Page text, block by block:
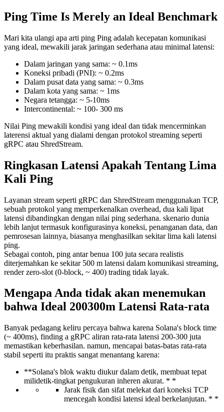
Ping Time Is Merely an Ideal Benchmark
Mari kita ulangi apa arti ping Ping adalah kecepatan komunikasi
yang ideal, mewakili jarak jaringan sederhana atau minimal latensi:
Dalam jaringan yang sama: ~ 0.1ms
Koneksi pribadi (PNI): ~ 0.2ms
Dalam pusat data yang sama: ~ 0.3ms
Dalam kota yang sama: ~ 1ms
Negara tetangga: ~ 5-10ms
Intercontinental: ~ 100- 300 ms
Nilai Ping mewakili kondisi yang ideal dan tidak mencerminkan
laterensi aktual yang dialami dengan protokol streaming seperti
gRPC atau ShredStream.
Ringkasan Latensi Apakah Tentang Lima
Kali Ping
Layanan stream seperti gRPC dan ShredStream menggunakan TCP,
sebuah protokol yang memperkenalkan overhead, dua kali lipat
latensi dibandingkan dengan nilai ping sederhana. skenario dunia
lebih lanjut termasuk konfigurasinya koneksi, penanganan data, dan
pemrosesan lainnya, biasanya menghasilkan sekitar lima kali latensi
ping.
Sebagai contoh, ping antar benua 100 juta secara realistis
diterjemahkan ke sekitar 500 m latensi dalam komunikasi streaming,
render zero-slot (0-block, ~ 400) trading tidak layak.
Mengapa Anda tidak akan menemukan
bahwa Ideal 200300m Latensi Rata-rata
Banyak pedagang keliru percaya bahwa karena Solana's block time
(~ 400ms), finding a gRPC aliran rata-rata latensi 200-300 juta
memastikan keberhasilan. namun, mencapai batas-batas rata-rata
stabil seperti itu praktis sangat menantang karena:
**Solana's blok waktu diukur dalam detik, membuat tepat
milidetik-tingkat pengukuran inheren akurat. * *
Jarak fisik dan sifat melekat dari koneksi TCP
mencegah kondisi latensi ideal berkelanjutan. * *